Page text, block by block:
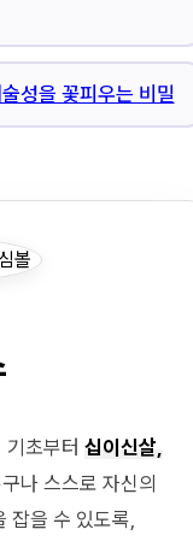
성을 꽃피우는 비밀
기초부터 십이신살,
나 스스로 자신의
잡을 수 있도록,